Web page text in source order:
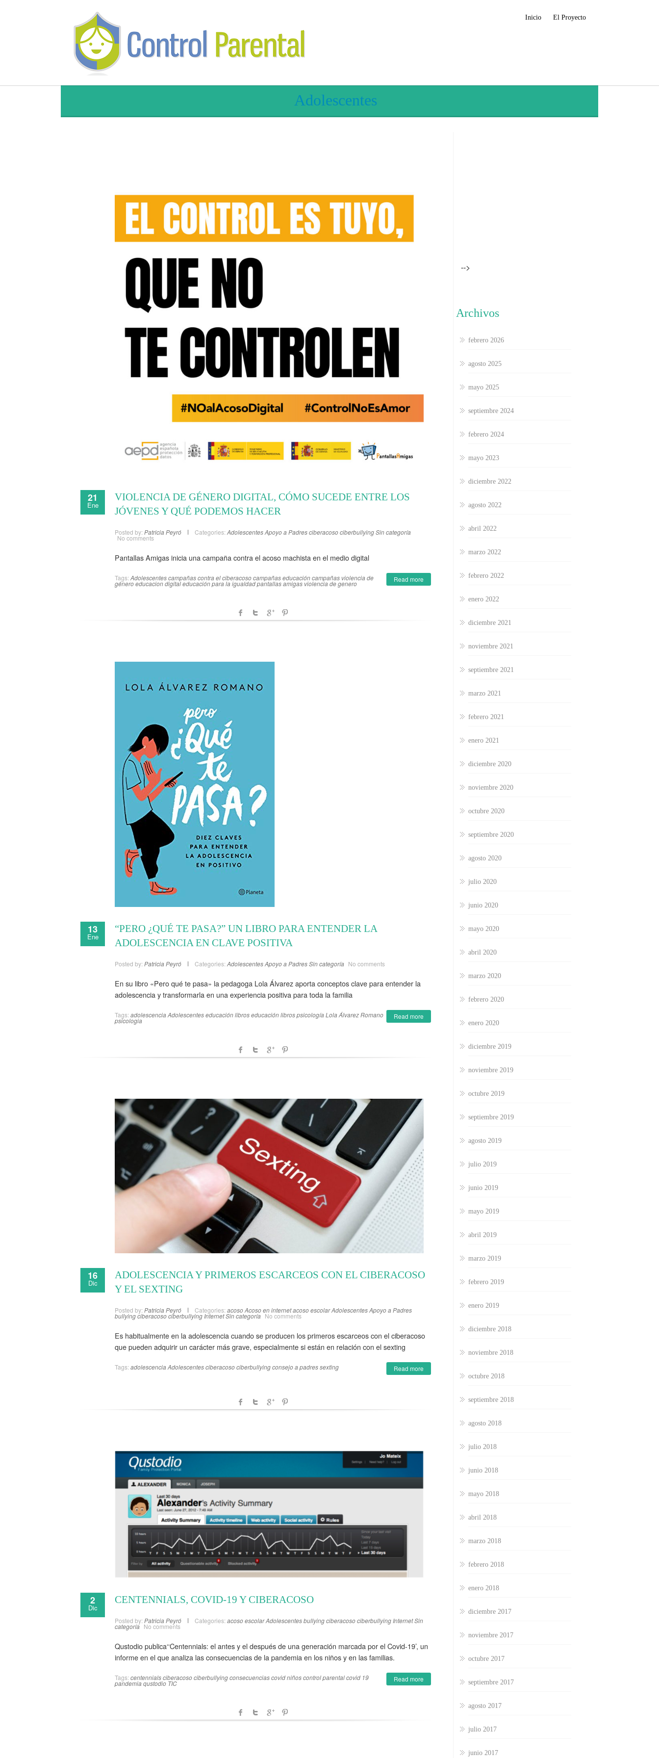
Inicio El Proyecto
Adolescentes
21
Ene
VIOLENCIA DE GÉNERO DIGITAL, CÓMO SUCEDE ENTRE LOS
JÓVENES Y QUÉ PODEMOS HACER
Posted by: Patricia Peyró Categories: AdolescentesApoyo a PadresciberacosociberbullyingSin categoría
No comments
Pantallas Amigas inicia una campaña contra el acoso machista en el medio digital
Read more
Tags: Adolescentescampañas contra el ciberacosocampañas educacióncampañas violencia de
géneroeducacion digitaleducación para la igualdadpantallas amigas violencia de genero
13
Ene
“PERO ¿QUÉ TE PASA?” UN LIBRO PARA ENTENDER LA
ADOLESCENCIA EN CLAVE POSITIVA
Posted by: Patricia Peyró Categories: AdolescentesApoyo a PadresSin categoría No comments
En su libro «Pero qué te pasa» la pedagoga Lola Álvarez aporta conceptos clave para entender la
adolescencia y transformarla en una experiencia positiva para toda la familia
Read more
Tags: adolescencia Adolescenteseducaciónlibros educaciónlibros psicología Lola Álvarez Romano
psicologia
16
Dic
ADOLESCENCIA Y PRIMEROS ESCARCEOS CON EL CIBERACOSO
Y EL SEXTING
Posted by: Patricia Peyró Categories: acosoAcoso en internetacoso escolarAdolescentesApoyo a Padres
bullyingciberacosociberbullying InternetSin categoría No comments
Es habitualmente en la adolescencia cuando se producen los primeros escarceos con el ciberacoso
que pueden adquirir un carácter más grave, especialmente si están en relación con el sexting
Read more
Tags: adolescencia Adolescentesciberacosociberbullyingconsejo a padressexting
2
Dic
CENTENNIALS, COVID-19 Y CIBERACOSO
Posted by: Patricia Peyró Categories: acoso escolarAdolescentesbullyingciberacosociberbullying InternetSin
categoría No comments
Qustodio publica‘‘Centennials: el antes y el después de una generación marcada por el Covid-19’, un
informe en el que analiza las consecuencias de la pandemia en los niños y en las familias.
Read more
Tags: centennialsciberacosociberbullyingconsecuencias covid niñoscontrol parentalcovid 19
pandemia qustodio TIC
-->
Archivos
febrero 2026
agosto 2025
mayo 2025
septiembre 2024
febrero 2024
mayo 2023
diciembre 2022
agosto 2022
abril 2022
marzo 2022
febrero 2022
enero 2022
diciembre 2021
noviembre 2021
septiembre 2021
marzo 2021
febrero 2021
enero 2021
diciembre 2020
noviembre 2020
octubre 2020
septiembre 2020
agosto 2020
julio 2020
junio 2020
mayo 2020
abril 2020
marzo 2020
febrero 2020
enero 2020
diciembre 2019
noviembre 2019
octubre 2019
septiembre 2019
agosto 2019
julio 2019
junio 2019
mayo 2019
abril 2019
marzo 2019
febrero 2019
enero 2019
diciembre 2018
noviembre 2018
octubre 2018
septiembre 2018
agosto 2018
julio 2018
junio 2018
mayo 2018
abril 2018
marzo 2018
febrero 2018
enero 2018
diciembre 2017
noviembre 2017
octubre 2017
septiembre 2017
agosto 2017
julio 2017
junio 2017